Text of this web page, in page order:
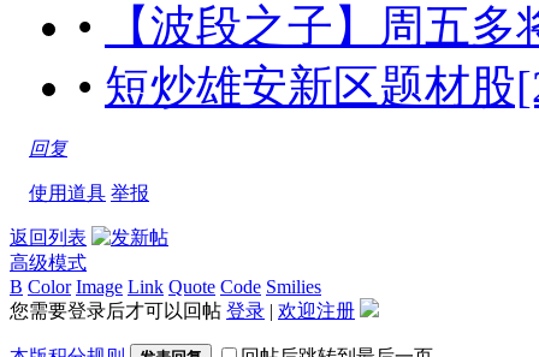
•
【波段之子】周五
• 短炒雄安新区题材股
回复
使用道具 举报
返回列表
高级模式
B Color Image Link Quote Code Smilies
您需要登录后才可以回帖 登录 | 欢迎注册